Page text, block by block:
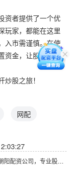
资者提供了一个优
玩家，都能在这里
入市需谨慎。在使
资金，让股牛网配
股之旅！
网配
朝阳配资公司，专业股票配资服务